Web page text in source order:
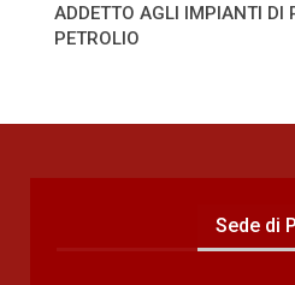
ADDETTO AGLI IMPIANTI DI
PETROLIO
Sede di